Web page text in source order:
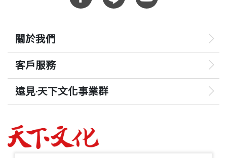
錢復家學顯赫，自幼受父親錢思亮、大師胡適及傅斯
年的指導薰陶，早年艱困而廣博的求學經歷，更為他
累積深厚的跨領域能量，是中外難得一見的全方位人
自從退出聯合國後，中華民國的國際地位急轉直下，
加上中美斷交帶來重大衝擊，外交處境日益困難，危
第六章 參與對日工作
第二篇 中美外交新篇章
第八章 履任駐美代表
第九章 父親逝世
第十章 經營中美外交
第十一章 駐美的最後一年
第十三章 援尼游案
第三篇 歷史新頁的展開
關於我們
客戶服務
遠見‧天下文化事業群
哈佛商業評論